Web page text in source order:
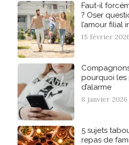
Faut-il
? Oser
l’amour filial
15 février
pourquoi les
d’alarme
8 janvier 2026
5 sujets
repas de